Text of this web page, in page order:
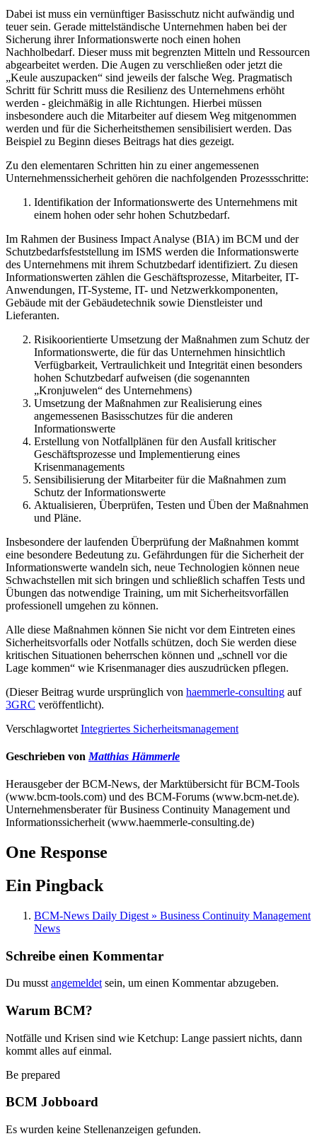
Dabei ist muss ein vernünftiger Basisschutz nicht aufwändig und
teuer sein. Gerade mittelständische Unternehmen haben bei der
Sicherung ihrer Informationswerte noch einen hohen
Nachholbedarf. Dieser muss mit begrenzten Mitteln und Ressourcen
abgearbeitet werden. Die Augen zu verschließen oder jetzt die
„Keule auszupacken“ sind jeweils der falsche Weg. Pragmatisch
Schritt für Schritt muss die Resilienz des Unternehmens erhöht
werden - gleichmäßig in alle Richtungen. Hierbei müssen
insbesondere auch die Mitarbeiter auf diesem Weg mitgenommen
werden und für die Sicherheitsthemen sensibilisiert werden. Das
Beispiel zu Beginn dieses Beitrags hat dies gezeigt.
Zu den elementaren Schritten hin zu einer angemessenen
Unternehmenssicherheit gehören die nachfolgenden Prozessschritte:
Identifikation der Informationswerte des Unternehmens mit
einem hohen oder sehr hohen Schutzbedarf.
Im Rahmen der Business Impact Analyse (BIA) im BCM und der
Schutzbedarfsfeststellung im ISMS werden die Informationswerte
des Unternehmens mit ihrem Schutzbedarf identifiziert. Zu diesen
Informationswerten zählen die Geschäftsprozesse, Mitarbeiter, IT-
Anwendungen, IT-Systeme, IT- und Netzwerkkomponenten,
Gebäude mit der Gebäudetechnik sowie Dienstleister und
Lieferanten.
Risikoorientierte Umsetzung der Maßnahmen zum Schutz der
Informationswerte, die für das Unternehmen hinsichtlich
Verfügbarkeit, Vertraulichkeit und Integrität einen besonders
hohen Schutzbedarf aufweisen (die sogenannten
„Kronjuwelen“ des Unternehmens)
Umsetzung der Maßnahmen zur Realisierung eines
angemessenen Basisschutzes für die anderen
Informationswerte
Erstellung von Notfallplänen für den Ausfall kritischer
Geschäftsprozesse und Implementierung eines
Krisenmanagements
Sensibilisierung der Mitarbeiter für die Maßnahmen zum
Schutz der Informationswerte
Aktualisieren, Überprüfen, Testen und Üben der Maßnahmen
und Pläne.
Insbesondere der laufenden Überprüfung der Maßnahmen kommt
eine besondere Bedeutung zu. Gefährdungen für die Sicherheit der
Informationswerte wandeln sich, neue Technologien können neue
Schwachstellen mit sich bringen und schließlich schaffen Tests und
Übungen das notwendige Training, um mit Sicherheitsvorfällen
professionell umgehen zu können.
Alle diese Maßnahmen können Sie nicht vor dem Eintreten eines
Sicherheitsvorfalls oder Notfalls schützen, doch Sie werden diese
kritischen Situationen beherrschen können und „schnell vor die
Lage kommen“ wie Krisenmanager dies auszudrücken pflegen.
(Dieser Beitrag wurde ursprünglich von haemmerle-consulting auf
3GRC veröffentlicht).
Verschlagwortet Integriertes Sicherheitsmanagement
Geschrieben von Matthias Hämmerle
Herausgeber der BCM-News, der Marktübersicht für BCM-Tools
(www.bcm-tools.com) und des BCM-Forums (www.bcm-net.de).
Unternehmensberater für Business Continuity Management und
Informationssicherheit (www.haemmerle-consulting.de)
One Response
Ein Pingback
BCM-News Daily Digest » Business Continuity Management
News
Schreibe einen Kommentar
Du musst angemeldet sein, um einen Kommentar abzugeben.
Warum BCM?
Notfälle und Krisen sind wie Ketchup: Lange passiert nichts, dann
kommt alles auf einmal.
Be prepared
BCM Jobboard
Es wurden keine Stellenanzeigen gefunden.